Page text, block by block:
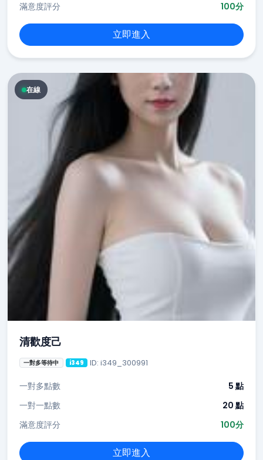
滿意度評分
100分
立即進入
在線
清歡度己
一對多等待中 i349 ID: i349_300991
一對多點數
5 點
一對一點數
20 點
滿意度評分
100分
立即進入